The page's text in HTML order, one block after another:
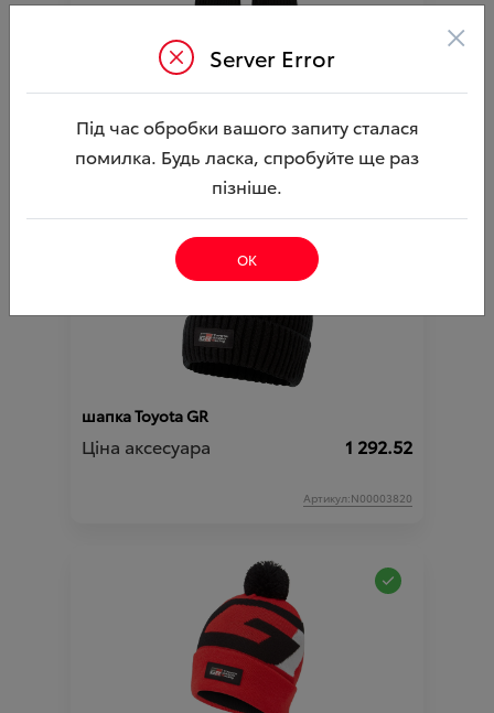
шарфToyota GR
Артикул:N00003819
шапка Toyota GR
Ціна аксесуара 1 292.52
Артикул:N00003820
Server Error ×
Під час обробки вашого запиту сталася
помилка. Будь ласка, спробуйте ще раз
пізніше.
ОК